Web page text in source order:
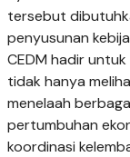
tersebut
penyusunan
CEDM hadir
tidak hanya
menelaah
pertumbuhan
koordinasi